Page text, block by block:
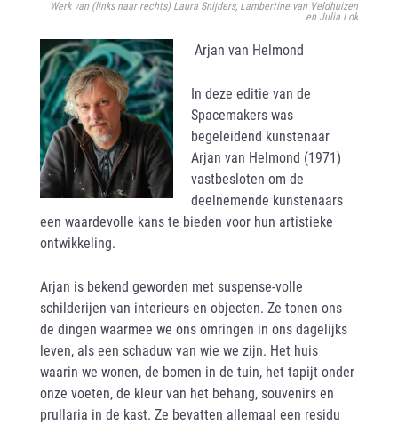
Werk van (links naar rechts) Laura Snijders, Lambertine van Veldhuizen
en Julia Lok
Arjan van Helmond
In deze editie van de
Spacemakers was
begeleidend kunstenaar
Arjan van Helmond (1971)
vastbesloten om de
deelnemende kunstenaars
een waardevolle kans te bieden voor hun artistieke
ontwikkeling.
Arjan is bekend geworden met suspense-volle
schilderijen van interieurs en objecten. Ze tonen ons
de dingen waarmee we ons omringen in ons dagelijks
leven, als een schaduw van wie we zijn. Het huis
waarin we wonen, de bomen in de tuin, het tapijt onder
onze voeten, de kleur van het behang, souvenirs en
prullaria in de kast. Ze bevatten allemaal een residu